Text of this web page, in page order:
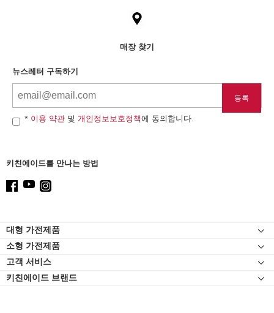
find
the
end
매장 찾기
뉴스레터 구독하기
* 이용 약관 및 개인정보보호정책에 동의합니다.
키친에이드를 만나는 방법
Footer
대형 가전제품
인덕션
오븐
냉장고
소형 가전제품
스탠드 믹서
스탠드 믹서 어태치먼트
고객 서비스
고객 자료실
키친에이드 브랜드